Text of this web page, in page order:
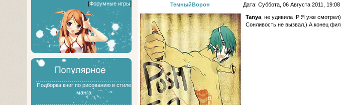
[Форумные игры]
Подборка книг по рисованию в стиле
манга
ТемныйВорон Дата: Суббота, 06 Августа 2011,
Tanya, не удивила :P Я уже смотрел)
Сонливость не вызвал.) А конец